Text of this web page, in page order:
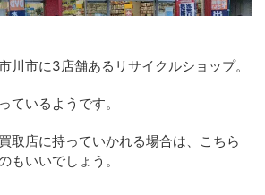
川市に3店舗あるリサイクルショップ。
ているようです。
取店に持っていかれる場合は、こちら
もいいでしょう。